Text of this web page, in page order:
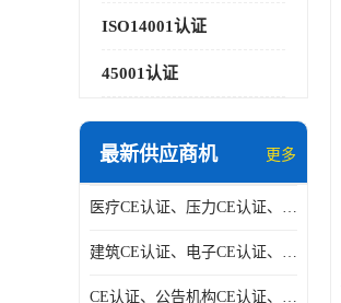
ISO14001认证
45001认证
最新供应商机 更多
医疗CE认证、压力CE认证、阀门CE认证|贝安
建筑CE认证、电子CE认证、机械CE认证|贝安
CE认证、公告机构CE认证、欧盟公告CE认证|贝安